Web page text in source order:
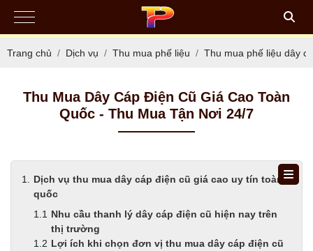
Trang chủ Dịch vụ Thu mua phế liệu Thu mua phế liệu dây
Thu Mua Dây Cáp Điện Cũ Giá Cao Toàn
Quốc - Thu Mua Tận Nơi 24/7
Dịch vụ thu mua dây cáp điện cũ giá cao uy tín toàn
quốc
Nhu cầu thanh lý dây cáp điện cũ hiện nay trên
thị trường
Lợi ích khi chọn đơn vị thu mua dây cáp điện cũ